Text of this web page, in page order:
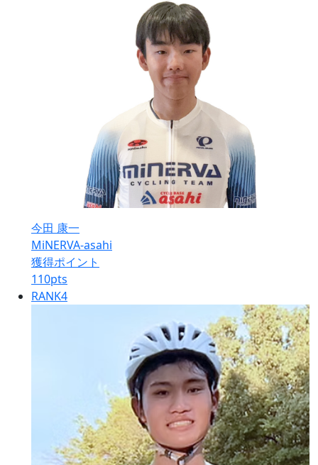
今田 康一
MiNERVA-asahi
獲得ポイント
110pts
RANK4